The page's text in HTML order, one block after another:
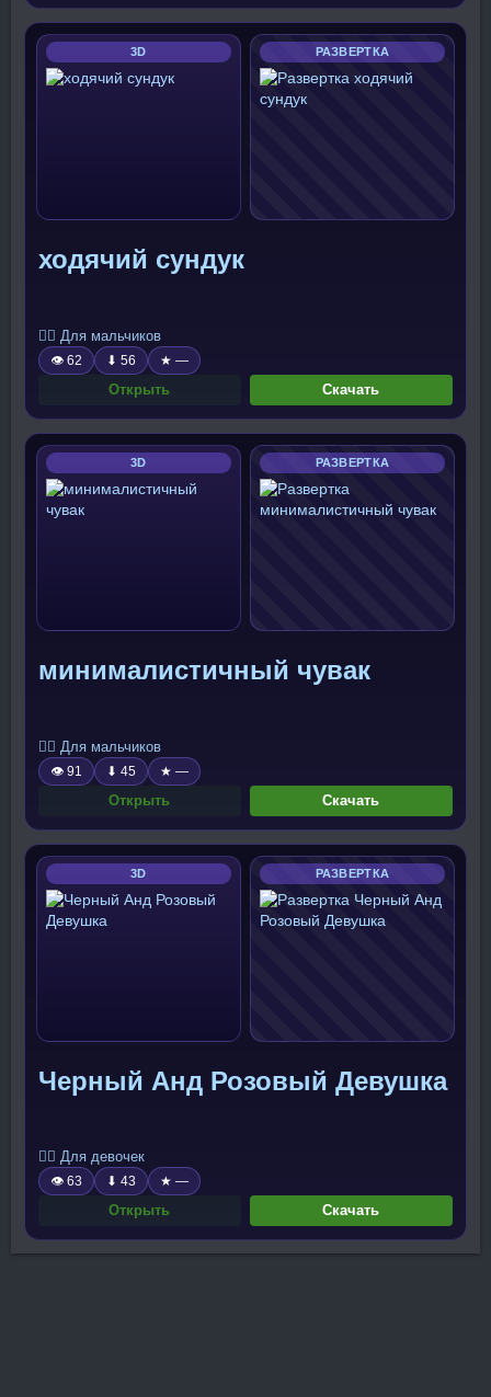
3D РАЗВЕРТКА
ходячий сундук
🧍‍♂️ Для мальчиков
👁 62 ⬇ 56 ★ —
Открыть Скачать
3D РАЗВЕРТКА
минималистичный чувак
🧍‍♂️ Для мальчиков
👁 91 ⬇ 45 ★ —
Открыть Скачать
3D РАЗВЕРТКА
Черный Анд Розовый Девушка
🧍‍♀️ Для девочек
👁 63 ⬇ 43 ★ —
Открыть Скачать